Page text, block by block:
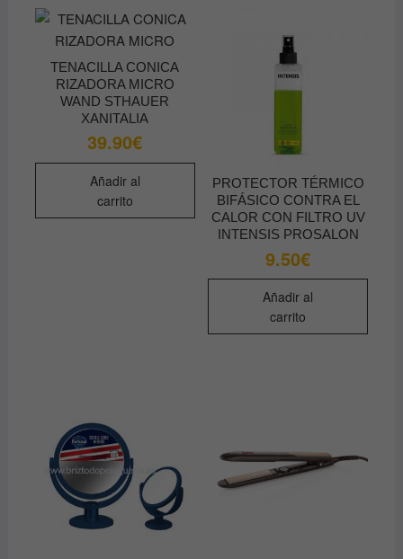
TENACILLA CONICA
RIZADORA MICRO
WAND STHAUER
XANITALIA
39.90€
Añadir al
carrito
PROTECTOR TÉRMICO
BIFÁSICO CONTRA EL
CALOR CON FILTRO UV
INTENSIS PROSALON
9.50€
Añadir al
carrito